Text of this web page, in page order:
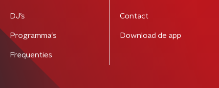
DJ’s
Programma's
Frequenties
Contact
Download de app